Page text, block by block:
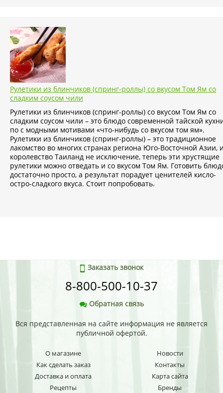
Рулетики из блинчиков (спринг-роллы) со вкусом Том Ям со
сладким соусом чили
Рулетики из блинчиков (спринг-роллы) со вкусом Том Ям со
сладким соусом чили – это блюдо современной тайской
по с модными мотивами «что-нибудь со вкусом том ям».
Рулетики из блинчиков (спринг-роллы) – это традиционное
лакомство во многих странах региона Юго-Восточной Азии,
королевство Таиланд не исключение, теперь эти хрустящие
рулетики можно отведать и со вкусом Том Ям. Готовить
достаточно просто, а результат порадует ценителей кисло-
остро-сладкого вкуса. Стоит попробовать.
Заказать звонок
8-800-500-10-37
Обратная связь
Вся представленная на сайте информация не является
публичной офертой.
О магазине
Как сделать заказ
Доставка и оплата
Рецепты
Новости
Контакты
Карта сайта
Бренды